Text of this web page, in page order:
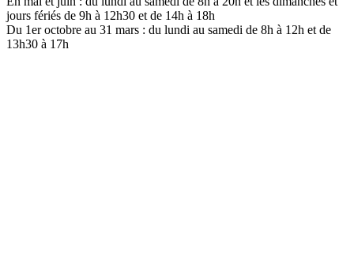
jours fériés de 9h à 12h30 et de 14h à 18h
Du 1er octobre au 31 mars : du lundi au samedi de 8h à 12h et de
13h30 à 17h